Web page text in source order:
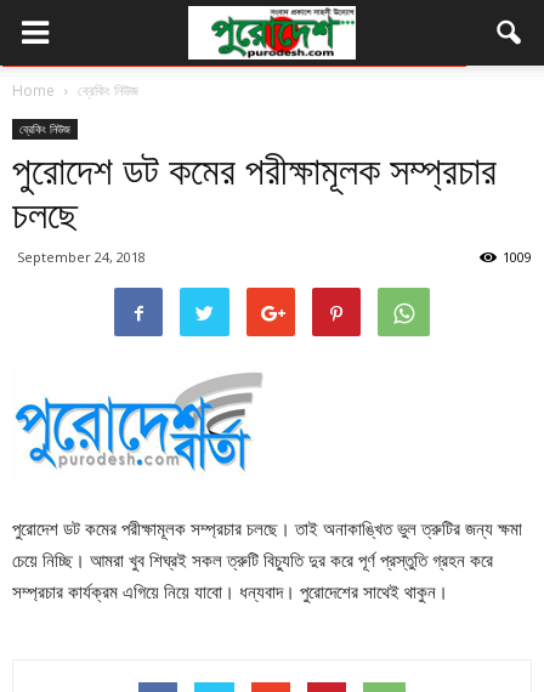
Home ব্রেকিং নিউজ
ব্রেকিং নিউজ
পুরোদেশ ডট কমের পরীক্ষামূলক সম্প্রচার
চলছে
September 24, 2018 1009
পুরোদেশ ডট কমের পরীক্ষামূলক সম্প্রচার চলছে। তাই অনাকাঙ্খিত ভুল ত্রুটির জন্য ক্ষমা
চেয়ে নিচ্ছি। আমরা খুব শিঘ্রই সকল ত্রুটি বিচ্যুতি দুর করে পূর্ণ প্রস্তুতি গ্রহন করে
সম্প্রচার কার্যক্রম এগিয়ে নিয়ে যাবো। ধন্যবাদ। পুরোদেশের সাথেই থাকুন।